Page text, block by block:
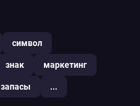
символ
знак маркетинг
запасы ...